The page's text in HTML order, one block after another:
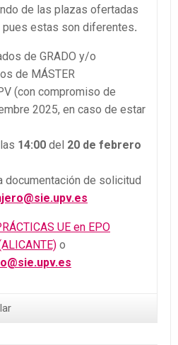
de las plazas ofertadas
pues estas son diferentes.
de GRADO y/o
de MÁSTER
(con compromiso de
2025, en caso de estar
14:00 del 20 de febrero
documentación de solicitud
UE en EPO
o